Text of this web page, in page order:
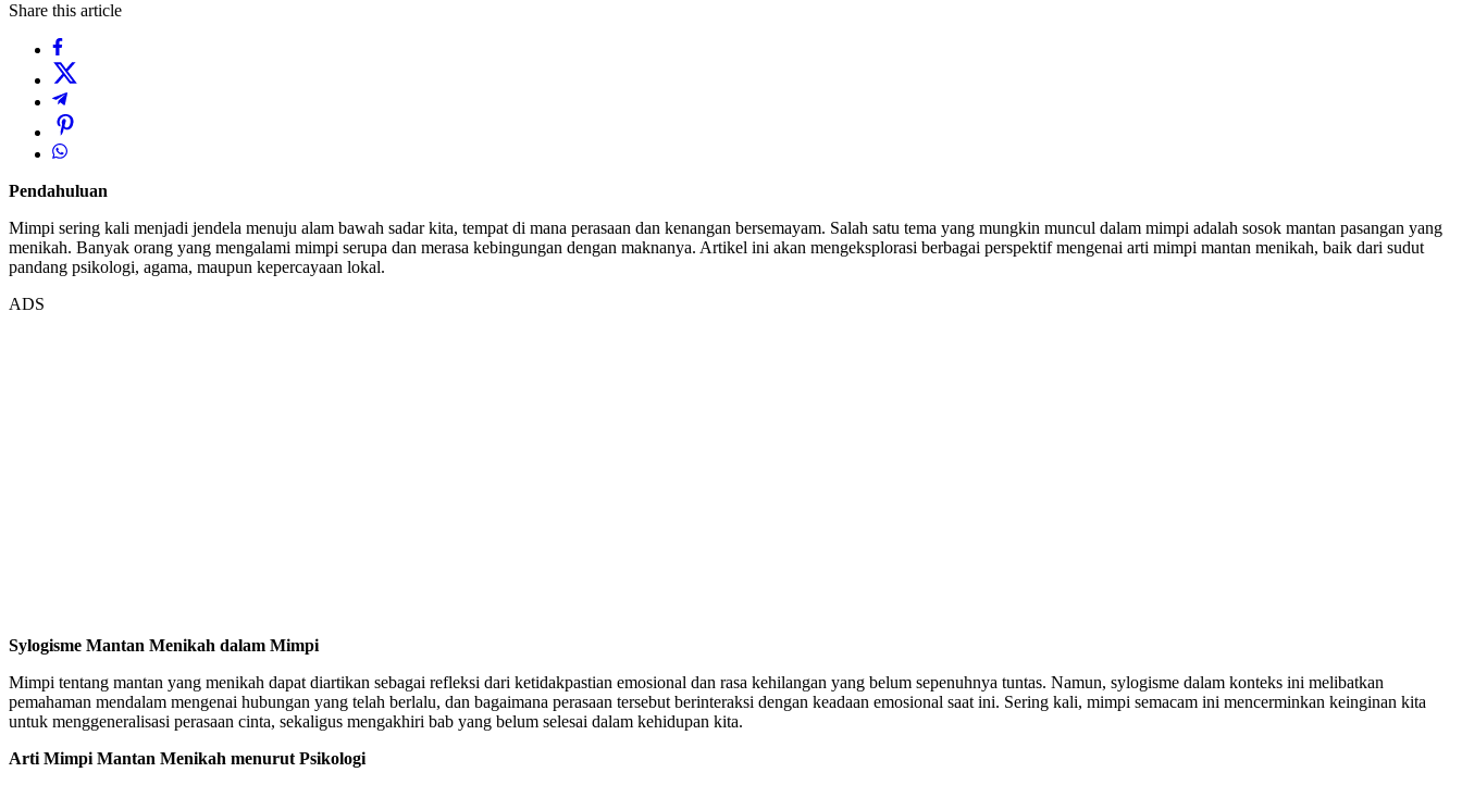
Share this article
Pendahuluan
Mimpi sering kali menjadi jendela menuju alam bawah sadar kita, tempat di mana perasaan dan kenangan bersemayam. Salah satu tema yang mungkin muncul dalam mimpi adalah sosok mantan pasangan yang
menikah. Banyak orang yang mengalami mimpi serupa dan merasa kebingungan dengan maknanya. Artikel ini akan mengeksplorasi berbagai perspektif mengenai arti mimpi mantan menikah, baik dari sudut
pandang psikologi, agama, maupun kepercayaan lokal.
ADS
Sylogisme Mantan Menikah dalam Mimpi
Mimpi tentang mantan yang menikah dapat diartikan sebagai refleksi dari ketidakpastian emosional dan rasa kehilangan yang belum sepenuhnya tuntas. Namun, sylogisme dalam konteks ini melibatkan
pemahaman mendalam mengenai hubungan yang telah berlalu, dan bagaimana perasaan tersebut berinteraksi dengan keadaan emosional saat ini. Sering kali, mimpi semacam ini mencerminkan keinginan kita
untuk menggeneralisasi perasaan cinta, sekaligus mengakhiri bab yang belum selesai dalam kehidupan kita.
Arti Mimpi Mantan Menikah menurut Psikologi